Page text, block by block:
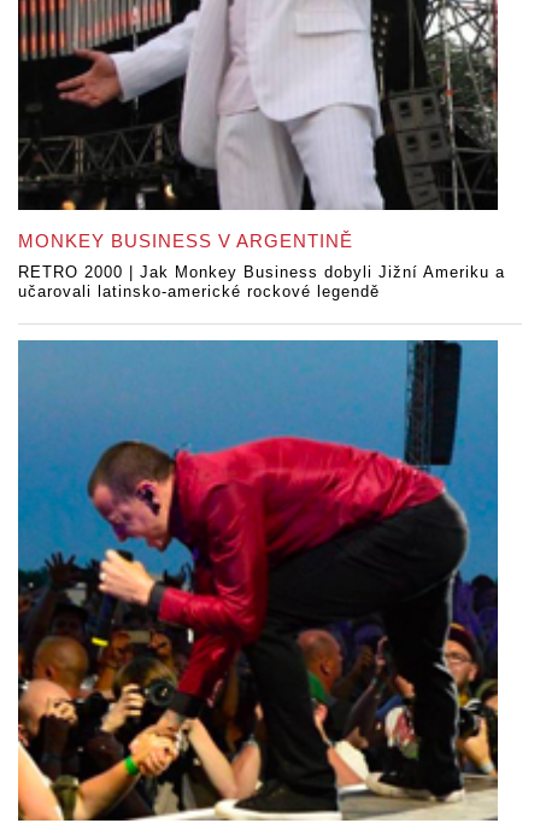
MONKEY BUSINESS V ARGENTINĚ
RETRO 2000 | Jak Monkey Business dobyli Jižní Ameriku a
učarovali latinsko-americké rockové legendě